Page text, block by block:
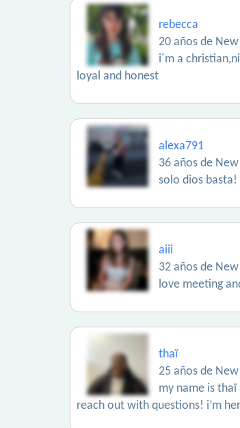
rebecca
20 años de
i´m a
loyal and honest
alexa791
36 años de
solo dios basta!
aiii
32 años de
love meeting
thaï
25 años de
my name is
reach out with questions! i’m